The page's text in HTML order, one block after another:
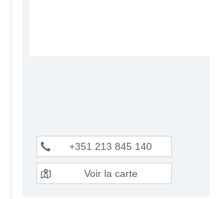
+351 213 845 140
Voir la carte